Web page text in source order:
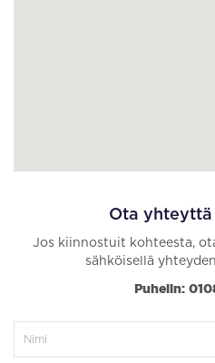
Ota yhteyttä
Jos kiinnostuit kohteesta,
sähköisellä
Puhelin: